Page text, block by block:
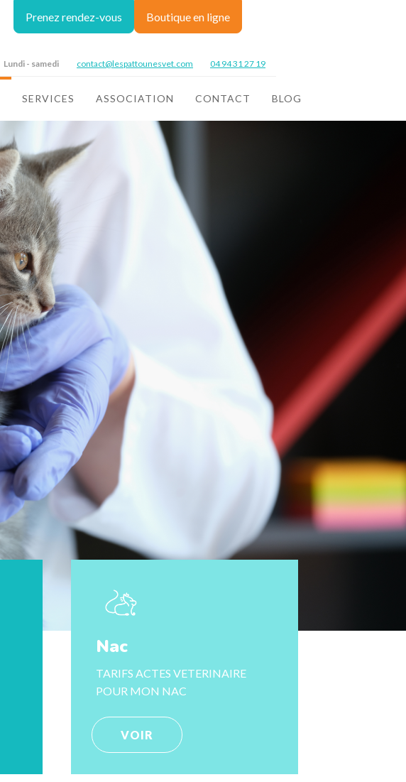
Prenez rendez-vous Boutique en ligne
Lundi - samedi contact@lespattounesvet.com 04 94 31 27 19
SERVICES ASSOCIATION CONTACT BLOG
Nac
TARIFS ACTES VETERINAIRE
POUR MON NAC
VOIR